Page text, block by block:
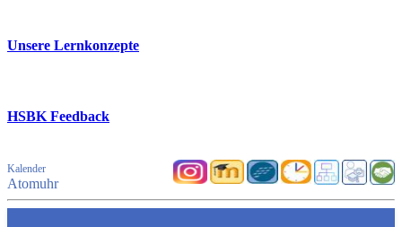
Unsere Lernkonzepte
HSBK Feedback
Kalender
Atomuhr